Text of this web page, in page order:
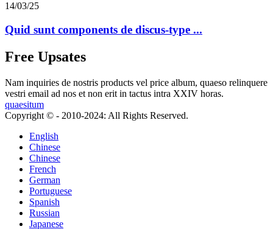
14/03/25
Quid sunt components de discus-type ...
Free Upsates
Nam inquiries de nostris products vel price album, quaeso relinquere
vestri email ad nos et non erit in tactus intra XXIV horas.
quaesitum
Copyright © - 2010-2024: All Rights Reserved.
English
Chinese
Chinese
French
German
Portuguese
Spanish
Russian
Japanese